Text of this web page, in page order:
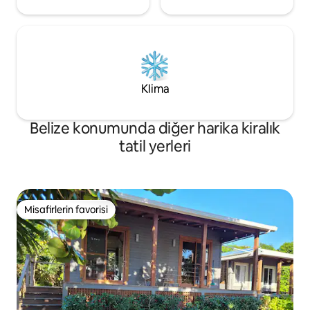
Klima
Belize konumunda diğer harika kiralık
tatil yerleri
Misafirlerin favorisi
Misafirlerin favorisi